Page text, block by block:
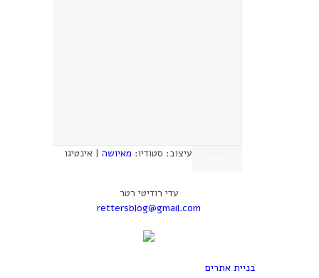
עדי רודיטי רטר
rettersblog@gmail.com
עיצוב: סטודיו: מאיושה| אינטיגו
בניית אתרים